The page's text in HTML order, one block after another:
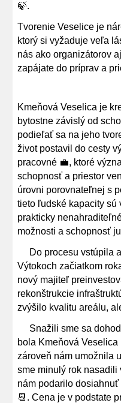
🍃.
Tvorenie Veselice je
ktorý si vyžaduje veľa
nás ako organizátorov
zapájate do príprav a
Kmeňová Veselica je
bytostne závislý od
podieľať sa na jeho
život postavil do cesty
pracovné 💼, ktoré
schopnosť a priestor
úrovni porovnateľnej s
tieto ľudské kapacity sú
prakticky
možnosti a schopnosť
Do procesu vstúpila
Výtokoch začiatkom
nový majiteľ
rekonštrukcie
zvýšilo kvalitu areálu,
Snažili sme sa
bola Kmeňová
zároveň nám umožnila
sme minulý rok nasadili
nám podarilo
📆. Cena je v podstate